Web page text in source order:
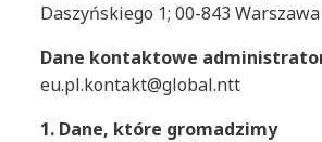
Daszyńskiego 1; 00-843 Warszawa
Dane kontaktowe
eu.pl.kontakt@global.ntt
1. Dane, które gromadzimy